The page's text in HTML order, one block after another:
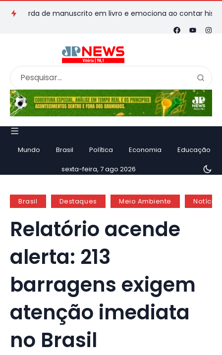
de manuscrito em livro e emociona ao contar história
Mundo Brasil Política Economia Educação
sexta-feira, 7 ago 2026
Brasil Destaques Meio Ambiente Notícias
Relatório acende
alerta: 213
barragens exigem
atenção imediata
no Brasil